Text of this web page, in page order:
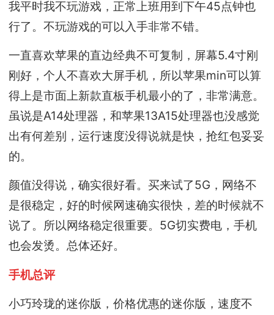
我平时我不玩游戏，正常上班用到下午45点钟也
行了。不玩游戏的可以入手非常不错。
一直喜欢苹果的直边经典不可复制，屏幕5.4寸刚
刚好，个人不喜欢大屏手机，所以苹果min可以算
得上是市面上新款直板手机最小的了，非常满意。
虽说是A14处理器，和苹果13A15处理器也没感觉
出有何差别，运行速度没得说就是快，抢红包妥妥
的。
颜值没得说，确实很好看。买来试了5G，网络不
是很稳定，好的时候网速确实很快，差的时候就不
说了。所以网络稳定很重要。5G切实费电，手机
也会发烫。总体还好。
手机总评
小巧玲珑的迷你版，价格优惠的迷你版，速度不